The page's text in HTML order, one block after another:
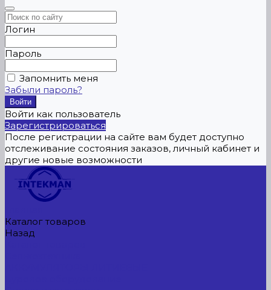
Логин
Пароль
Запомнить меня
Забыли пароль?
Войти как пользователь
Зарегистрироваться
После регистрации на сайте вам будет доступно
отслеживание состояния заказов, личный кабинет и
другие новые возможности
Каталог товаров
Назад